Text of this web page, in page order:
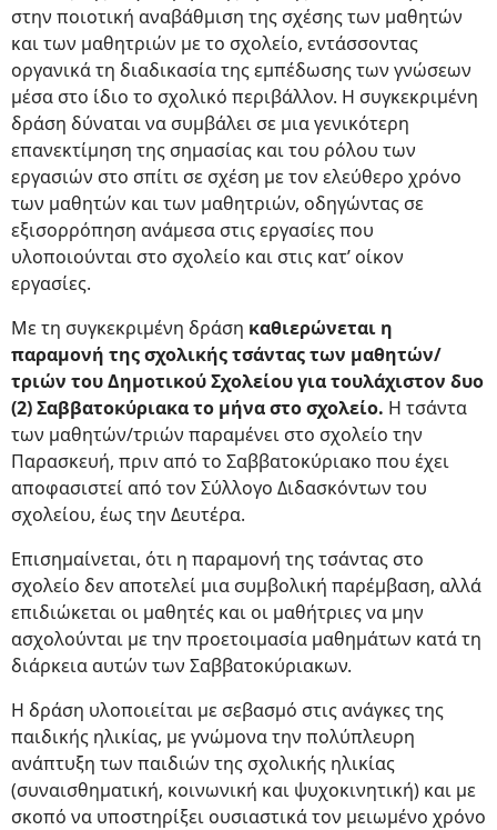
στην ποιοτική αναβάθμιση της σχέσης των μαθητών
και των μαθητριών με το σχολείο, εντάσσοντας
οργανικά τη διαδικασία της εμπέδωσης των γνώσεων
μέσα στο ίδιο το σχολικό περιβάλλον. Η συγκεκριμένη
δράση δύναται να συμβάλει σε μια γενικότερη
επανεκτίμηση της σημασίας και του ρόλου των
εργασιών στο σπίτι σε σχέση με τον ελεύθερο χρόνο
των μαθητών και των μαθητριών, οδηγώντας σε
εξισορρόπηση ανάμεσα στις εργασίες που
υλοποιούνται στο σχολείο και στις κατ’ οίκον
εργασίες.
Με τη συγκεκριμένη δράση καθιερώνεται η
παραμονή της σχολικής τσάντας των μαθητών/
τριών του Δημοτικού Σχολείου για τουλάχιστον δυο
(2) Σαββατοκύριακα το μήνα στο σχολείο. H τσάντα
των μαθητών/τριών παραμένει στο σχολείο την
Παρασκευή, πριν από το Σαββατοκύριακο που έχει
αποφασιστεί από τον Σύλλογο Διδασκόντων του
σχολείου, έως την Δευτέρα.
Επισημαίνεται, ότι η παραμονή της τσάντας στο
σχολείο δεν αποτελεί μια συμβολική παρέμβαση, αλλά
επιδιώκεται οι μαθητές και οι μαθήτριες να μην
ασχολούνται με την προετοιμασία μαθημάτων κατά τη
διάρκεια αυτών των Σαββατοκύριακων.
Η δράση υλοποιείται με σεβασμό στις ανάγκες της
παιδικής ηλικίας, με γνώμονα την πολύπλευρη
ανάπτυξη των παιδιών της σχολικής ηλικίας
(συναισθηματική, κοινωνική και ψυχοκινητική) και με
σκοπό να υποστηρίξει ουσιαστικά τον μειωμένο χρόνο